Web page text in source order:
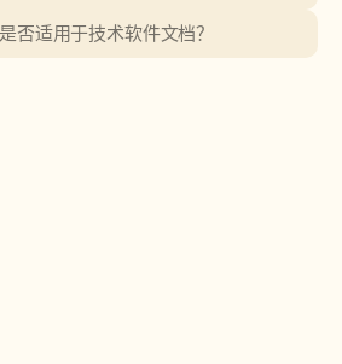
否适用于技术软件文档？